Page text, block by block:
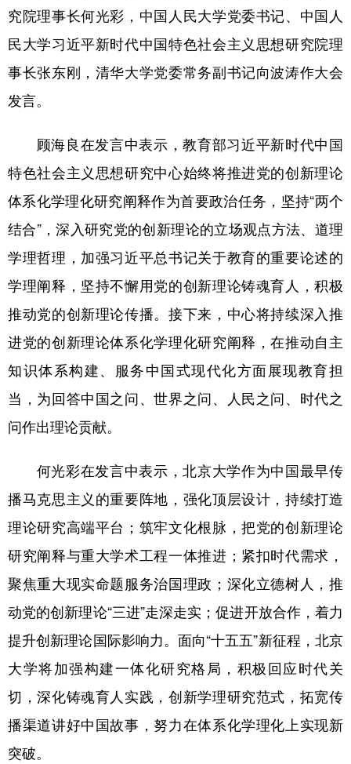
究院理事长何光彩，中国人民大学党委书记、中国人
民大学习近平新时代中国特色社会主义思想研究院理
事长张东刚，清华大学党委常务副书记向波涛作大会
发言。
顾海良在发言中表示，教育部习近平新时代中国
特色社会主义思想研究中心始终将推进党的创新理论
体系化学理化研究阐释作为首要政治任务，坚持“两个
结合”，深入研究党的创新理论的立场观点方法、道理
学理哲理，加强习近平总书记关于教育的重要论述的
学理阐释，坚持不懈用党的创新理论铸魂育人，积极
推动党的创新理论传播。接下来，中心将持续深入推
进党的创新理论体系化学理化研究阐释，在推动自主
知识体系构建、服务中国式现代化方面展现教育担
当，为回答中国之问、世界之问、人民之问、时代之
问作出理论贡献。
何光彩在发言中表示，北京大学作为中国最早传
播马克思主义的重要阵地，强化顶层设计，持续打造
理论研究高端平台；筑牢文化根脉，把党的创新理论
研究阐释与重大学术工程一体推进；紧扣时代需求，
聚焦重大现实命题服务治国理政；深化立德树人，推
动党的创新理论“三进”走深走实；促进开放合作，着力
提升创新理论国际影响力。面向“十五五”新征程，北京
大学将加强构建一体化研究格局，积极回应时代关
切，深化铸魂育人实践，创新学理研究范式，拓宽传
播渠道讲好中国故事，努力在体系化学理化上实现新
突破。